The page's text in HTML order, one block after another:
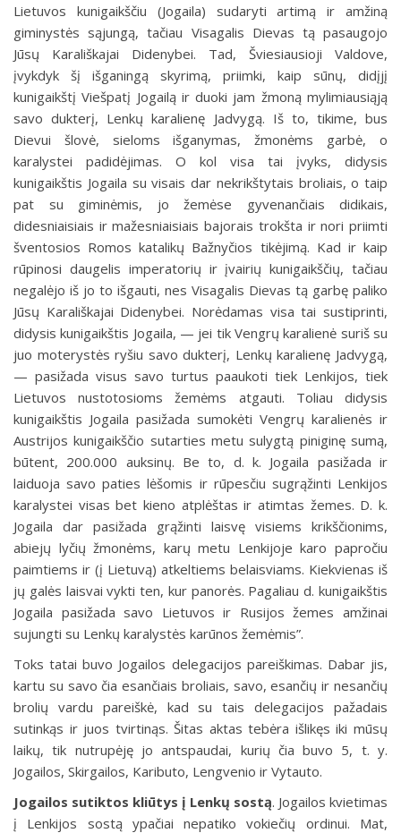
Lietuvos kunigaikščiu (Jogaila) sudaryti artimą ir amžiną
giminystės sąjungą, tačiau Visagalis Dievas tą pasaugojo
Jūsų Karališkajai Didenybei. Tad, Šviesiausioji Valdove,
įvykdyk šį išganingą skyrimą, priimki, kaip sūnų, didįjį
kunigaikštį Viešpatį Jogailą ir duoki jam žmoną mylimiausiąją
savo dukterį, Lenkų karalienę Jadvygą. Iš to, tikime, bus
Dievui šlovė, sieloms išganymas, žmonėms garbė, o
karalystei padidėjimas. O kol visa tai įvyks, didysis
kunigaikštis Jogaila su visais dar nekrikštytais broliais, o taip
pat su giminėmis, jo žemėse gyvenančiais didikais,
didesniaisiais ir mažesniaisiais bajorais trokšta ir nori priimti
šventosios Romos katalikų Bažnyčios tikėjimą. Kad ir kaip
rūpinosi daugelis imperatorių ir įvairių kunigaikščių, tačiau
negalėjo iš jo to išgauti, nes Visagalis Dievas tą garbę paliko
Jūsų Karališkajai Didenybei. Norėdamas visa tai sustiprinti,
didysis kunigaikštis Jogaila, — jei tik Vengrų karalienė suriš su
juo moterystės ryšiu savo dukterį, Lenkų karalienę Jadvygą,
— pasižada visus savo turtus paaukoti tiek Lenkijos, tiek
Lietuvos nustotosioms žemėms atgauti. Toliau didysis
kunigaikštis Jogaila pasižada sumokėti Vengrų karalienės ir
Austrijos kunigaikščio sutarties metu sulygtą piniginę sumą,
būtent, 200.000 auksinų. Be to, d. k. Jogaila pasižada ir
laiduoja savo paties lėšomis ir rūpesčiu sugrąžinti Lenkijos
karalystei visas bet kieno atplėštas ir atimtas žemes. D. k.
Jogaila dar pasižada grąžinti laisvę visiems krikščionims,
abiejų lyčių žmonėms, karų metu Lenkijoje karo papročiu
paimtiems ir (į Lietuvą) atkeltiems belaisviams. Kiekvienas iš
jų galės laisvai vykti ten, kur panorės. Pagaliau d. kunigaikštis
Jogaila pasižada savo Lietuvos ir Rusijos žemes amžinai
sujungti su Lenkų karalystės karūnos žemėmis”.
Toks tatai buvo Jogailos delegacijos pareiškimas. Dabar jis,
kartu su savo čia esančiais broliais, savo, esančių ir nesančių
brolių vardu pareiškė, kad su tais delegacijos pažadais
sutinkąs ir juos tvirtinąs. Šitas aktas tebėra išlikęs iki mūsų
laikų, tik nutrupėję jo antspaudai, kurių čia buvo 5, t. y.
Jogailos, Skirgailos, Kaributo, Lengvenio ir Vytauto.
Jogailos sutiktos kliūtys į Lenkų sostą. Jogailos kvietimas
į Lenkijos sostą ypačiai nepatiko vokiečių ordinui. Mat,